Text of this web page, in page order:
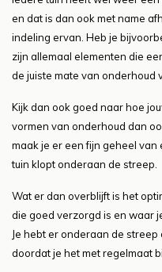
en dat is dan ook met name
indeling ervan. Heb je
zijn allemaal elementen die
de juiste mate van onderhoud
Kijk dan ook goed naar hoe
vormen van onderhoud dan
maak je er een fijn geheel van
tuin klopt onderaan de streep.
Wat er dan overblijft is het
die goed verzorgd is en waar
Je hebt er onderaan de
doordat je het met regelmaat